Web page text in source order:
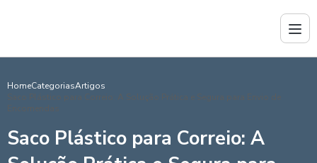
HomeCategoriasArtigos
Saco Plástico para Correio: A